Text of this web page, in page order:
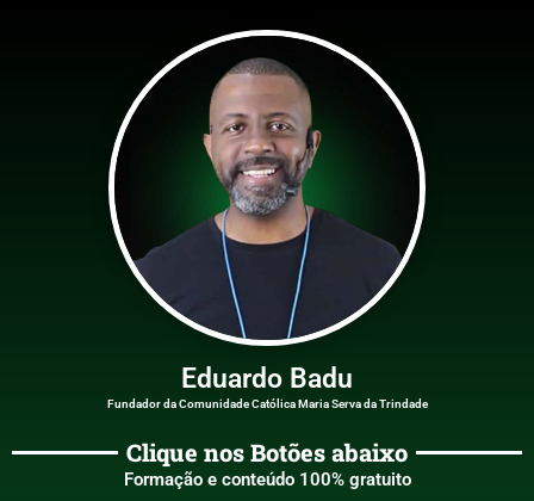
Eduardo Badu
Fundador da Comunidade Católica Maria Serva da Trindade
Clique nos Botões abaixo
Formação e conteúdo 100% gratuito